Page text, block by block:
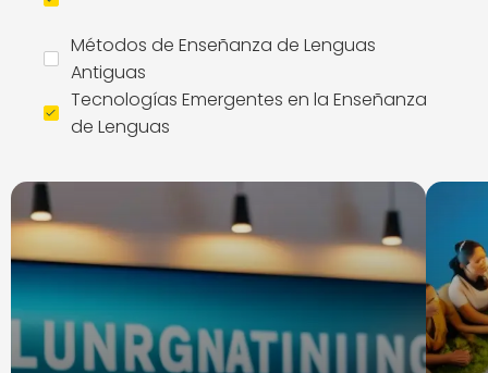
Métodos de Enseñanza de Lenguas
Antiguas
Tecnologías Emergentes en la Enseñanza
de Lenguas